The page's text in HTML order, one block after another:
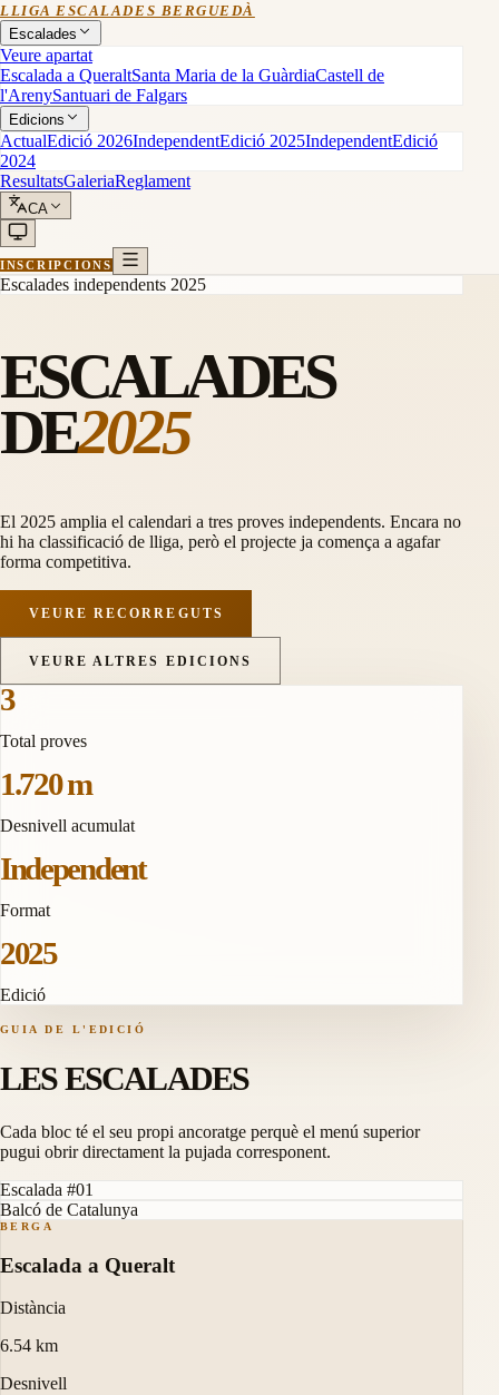
LLIGA ESCALADES BERGUEDÀ
Escalades
Veure apartat
Escalada a QueraltSanta Maria de la GuàrdiaCastell de
l'ArenySantuari de Falgars
Edicions
ActualEdició 2026IndependentEdició 2025IndependentEdició
2024
ResultatsGaleriaReglament
CA
INSCRIPCIONS
Escalades independents 2025
ESCALADES
DE2025
El 2025 amplia el calendari a tres proves independents. Encara no
hi ha classificació de lliga, però el projecte ja comença a agafar
forma competitiva.
VEURE RECORREGUTS
VEURE ALTRES EDICIONS
3
Total proves
1.720 m
Desnivell acumulat
Independent
Format
2025
Edició
GUIA DE L'EDICIÓ
LES ESCALADES
Cada bloc té el seu propi ancoratge perquè el menú superior
pugui obrir directament la pujada corresponent.
Escalada #01
Balcó de Catalunya
BERGA
Escalada a Queralt
Distància
6.54 km
Desnivell